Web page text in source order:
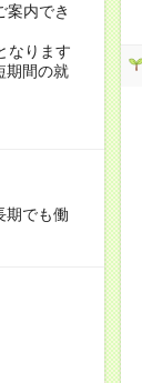
案内でき
なります
期間の就
でも働